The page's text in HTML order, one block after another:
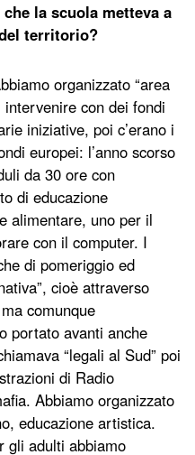
la scuola metteva a
territorio?
organizzato “area
con dei fondi
iniziative, poi c’erano i
europei: l’anno scorso
da 30 ore con
di educazione
alimentare, uno per il
con il computer. I
di pomeriggio ed
cioè attraverso
comunque
portato avanti anche
“legali al Sud” poi
di Radio
Abbiamo organizzato
educazione artistica.
gli adulti abbiamo